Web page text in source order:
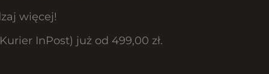
więcej!
InPost) już od 499,00 zł.